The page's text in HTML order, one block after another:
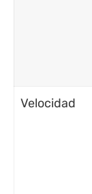
Velocidad